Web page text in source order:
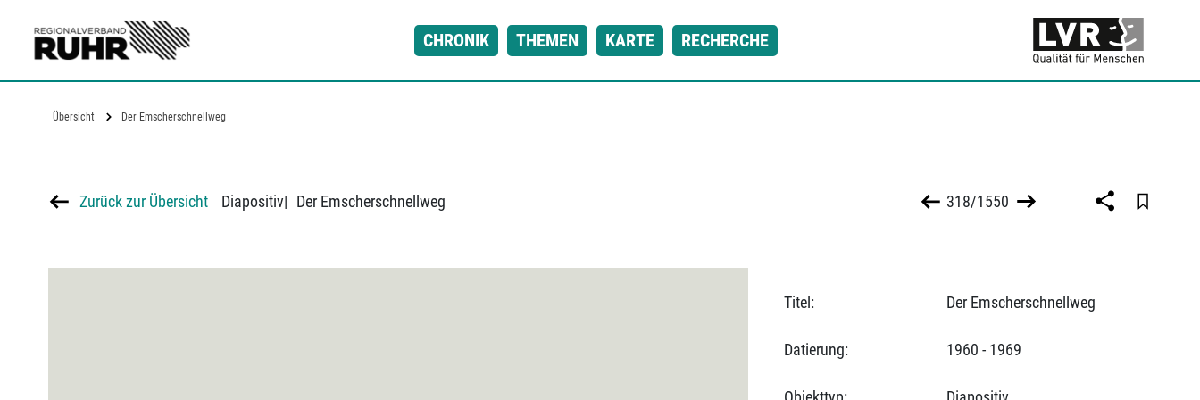
CHRONIK THEMEN KARTE RECHERCHE
Übersicht Der Emscherschnellweg
Zurück zur Übersicht Diapositiv| Der Emscherschnellweg 318/1550
Titel: Der Emscherschnellweg
Datierung: 1960 - 1969